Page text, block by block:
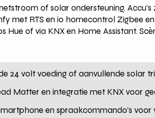
of solar ondersteuning.
met RTS en io homecontrol Zigbee
of via KNX en Home Assistant.
24 volt voeding of aanvullende solar
Matter en integratie met KNX voor
en spraakcommando’s